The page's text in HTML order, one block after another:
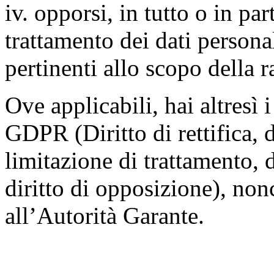
iv. opporsi, in tutto o in
trattamento dei dati
pertinenti allo scopo della
Ove applicabili, hai
GDPR (Diritto di rettifica,
limitazione di trattamento,
diritto di opposizione),
all’Autorità Garante.